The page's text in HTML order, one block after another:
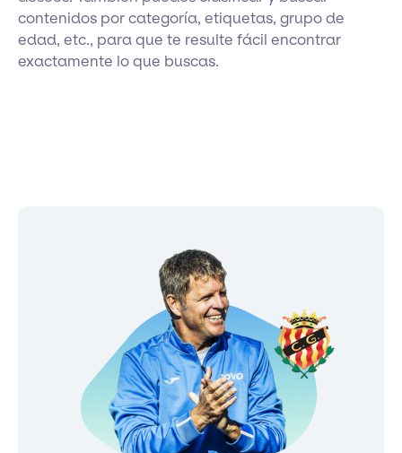
contenidos por categoría, etiquetas, grupo de
edad, etc., para que te resulte fácil encontrar
exactamente lo que buscas.